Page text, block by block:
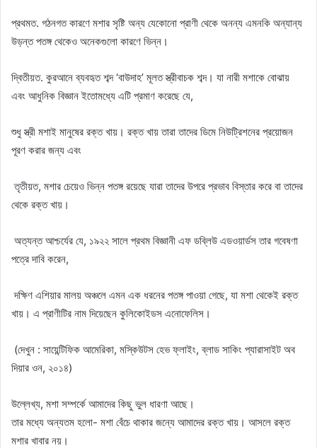
প্রথমত. গঠনগত কারণে মশার সৃষ্টি অন্য যেকোনো প্রাণী থেকে অনন্য এমনকি অন্যান্য
উড়ন্ত পতঙ্গ থেকেও অনেকগুলো কারণে ভিন্ন।
দ্বিতীয়ত. কুরআনে ব্যবহৃত শব্দ ‘বাউদাহ’ মূলত স্ত্রীবাচক শব্দ। যা নারী মশাকে বোঝায়
এবং আধুনিক বিজ্ঞান ইতোমধ্যে এটি প্রমাণ করেছে যে,
শুধু স্ত্রী মশাই মানুষের রক্ত খায়। রক্ত খায় তারা তাদের ডিমে নিউট্রিশনের প্রয়োজন
পূরণ করার জন্য এবং
তৃতীয়ত, মশার চেয়েও ভিন্ন পতঙ্গ রয়েছে যারা তাদের উপরে প্রভাব বিস্তার করে বা তাদের
থেকে রক্ত খায়।
অত্যন্ত আশ্চর্যের যে, ১৯২২ সালে প্রথম বিজ্ঞানী এফ ডব্লিউ এডওয়ার্ডস তার গবেষণা
পত্রে দাবি করেন,
দক্ষিণ এশিয়ার মালয় অঞ্চলে এমন এক ধরনের পতঙ্গ পাওয়া গেছে, যা মশা থেকেই রক্ত
খায়। এ প্রাণীটির নাম দিয়েছেন কুলিকোইডস এনোফেলিস।
(দেখুন : সায়েন্টিফিক আমেরিকা, মস্কিউটস হেভ ফ্লাইং, ব্লাড সাকিং প্যারাসাইট অব
দিয়ার ওন, ২০১৪)
উল্লেখ্য, মশা সম্পর্কে আমাদের কিছু ভুল ধারণা আছে।
তার মধ্যে অন্যতম হলো- মশা বেঁচে থাকার জন্যে আমাদের রক্ত খায়। আসলে রক্ত
মশার খাবার নয়।